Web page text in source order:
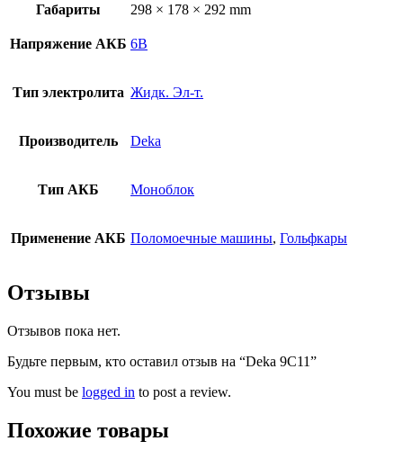
Габариты
298 × 178 × 292 mm
Напряжение АКБ 6В
Тип электролита Жидк. Эл-т.
Производитель Deka
Тип АКБ Моноблок
Применение АКБ Поломоечные машины, Гольфкары
Отзывы
Отзывов пока нет.
Будьте первым, кто оставил отзыв на “Deka 9C11”
You must be logged in to post a review.
Похожие товары